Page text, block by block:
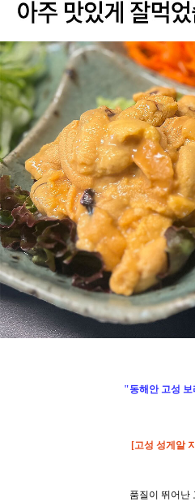
"동해안 고성
[고성 성게알
품질이 뛰어난